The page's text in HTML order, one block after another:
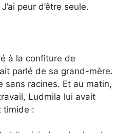
peur d’être seule.
à la confiture de
parlé de sa grand-mère.
sans racines. Et au matin,
Ludmila lui avait
timide :